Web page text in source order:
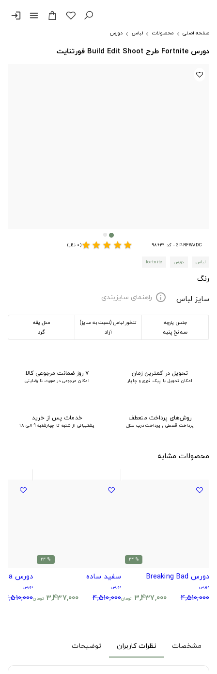
menu
login
صفحه اصلی محصولات لباس دورس
دورس Fortnite طرح Build Edit Shoot فورتنایت
GP-RFW8DC - کد 98639 star
star
star
star
star(0 نظر)
لباس دورس fortnite
رنگ
سایز لباس
info راهنمای سایزبندی
جنس پارچه
سه نخ پنبه
تنخور لباس (نسبت به سایز)
آزاد
مدل یقه
گرد
تحویل در کمترین زمان
امکان تحویل با پیک فوری و چاپار
۷ روز ضمانت مرجوعی کالا
امکان مرجوعی در صورت نا رضایتی
روش‌های پرداخت منعطف
پرداخت قسطی و پرداخت درب منزل
خدمات پس از خرید
پشتیبانی از شنبه تا چهارشنبه 9 الی 18
محصولات مشابه
% 24
دورس Breaking Bad
دورس
4,510,000
3,437,000 تومان
% 24
سفید ساده
دورس
4,510,000
3,437,000 تومان
دورس Anathema
دورس
4,510,000
مشخصات نظرات کاربران توضیحات